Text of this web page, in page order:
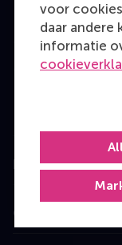
voor
daar andere
informatie
Bachelor
Master
MBA
Information for
Contact